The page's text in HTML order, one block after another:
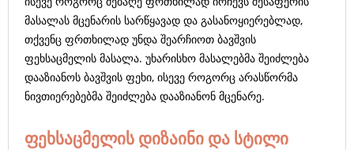
მასალას მცენარის სარწყავად და გასანოყიერებლად,
თქვენც ფრთხილად უნდა შეარჩიოთ ბავშვის
ფეხსაცმელის მასალა. უხარისხო მასალებმა შეიძლება
დააზიანოს ბავშვის ფეხი, ისევე როგორც არასწორმა
ნივთიერებებმა შეიძლება დააზიანონ მცენარე.
ფეხსაცმელის დიზაინი და სტილი